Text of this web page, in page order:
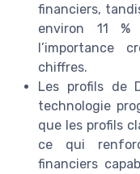
financiers,
environ 11
l’importance
chiffres.
Les profils de
technologie
que les profils
ce qui
financiers